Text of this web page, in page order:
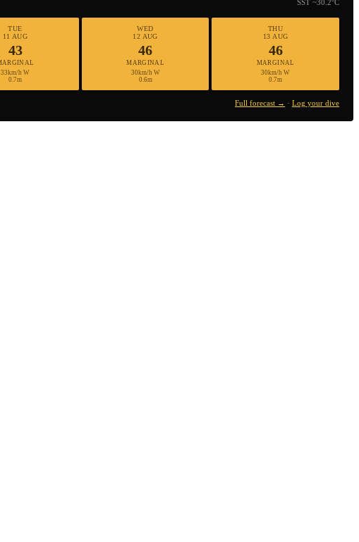
SST ~30.2°C
TUE
11 AUG
43
33km/h W
0.7m
WED
12 AUG
46
MARGINAL
30km/h W
0.6m
THU
13 AUG
46
MARGINAL
30km/h W
0.7m
Full forecast → · Log your dive